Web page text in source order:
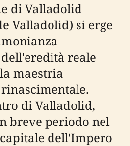
di Valladolid
Valladolid) si erge
reale
maestria
di Valladolid,
breve periodo nel
dell'Impero